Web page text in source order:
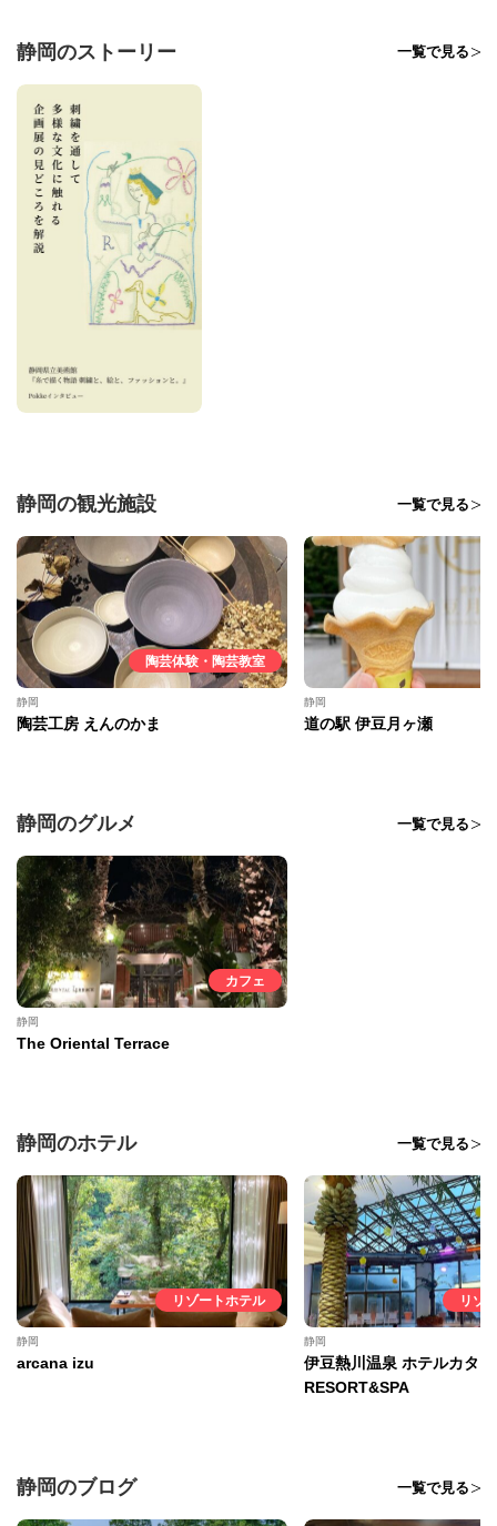
静岡のストーリー 一覧で見る
静岡の観光施設 一覧で見る
陶芸体験・陶芸教室
静岡
陶芸工房 えんのかま
静岡
道の駅 伊豆月ヶ瀬
静岡のグルメ 一覧で見る
カフェ
静岡
The Oriental Terrace
静岡のホテル 一覧で見る
リゾートホテル
静岡
arcana izu
リゾ
静岡
伊豆熱川温泉 ホテルカタ
RESORT&SPA
静岡のブログ 一覧で見る